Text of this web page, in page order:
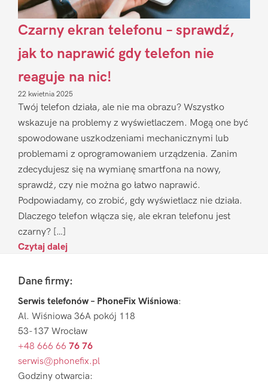
Czarny ekran telefonu – sprawdź,
jak to naprawić gdy telefon nie
reaguje na nic!
22 kwietnia 2025
Twój telefon działa, ale nie ma obrazu? Wszystko
wskazuje na problemy z wyświetlaczem. Mogą one być
spowodowane uszkodzeniami mechanicznymi lub
problemami z oprogramowaniem urządzenia. Zanim
zdecydujesz się na wymianę smartfona na nowy,
sprawdź, czy nie można go łatwo naprawić.
Podpowiadamy, co zrobić, gdy wyświetlacz nie działa.
Dlaczego telefon włącza się, ale ekran telefonu jest
czarny? […]
Czytaj dalej
FooterDane firmy:
Serwis telefonów – PhoneFix Wiśniowa:
Al. Wiśniowa 36A pokój 118
53-137 Wrocław
+48 666 66 76 76
serwis@phonefix.pl
Godziny otwarcia: